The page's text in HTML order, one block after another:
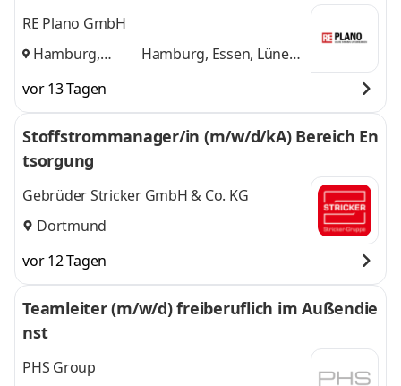
RE Plano GmbH
Hamburg,
Hamburg, Essen, Lünen
vor 13 Tagen
Stoffstrommanager/in (m/w/d/kA) Bereich En
tsorgung
Gebrüder Stricker GmbH & Co. KG
Dortmund
vor 12 Tagen
Teamleiter (m/w/d) freiberuflich im Außendie
nst
PHS Group